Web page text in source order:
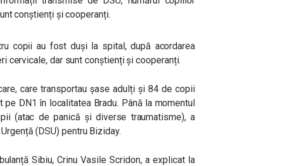
conștienți și cooperanți.
copii au fost duși la spital, după acordarea
cervicale, dar sunt conștienți și cooperanți.
care transportau șase adulți și 84 de copii
DN1 în localitatea Bradu. Până la momentul
(atac de panică și diverse traumatisme), a
(DSU) pentru Biziday.
Sibiu, Crinu Vasile Scridon, a explicat la